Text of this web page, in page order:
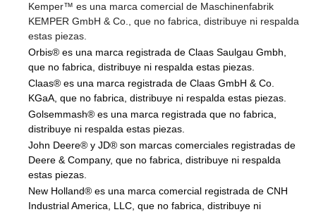
Kemper™ es una marca comercial de Maschinenfabrik
KEMPER GmbH & Co., que no fabrica, distribuye ni respalda
estas piezas.
Orbis® es una marca registrada de Claas Saulgau Gmbh,
que no fabrica, distribuye ni respalda estas piezas.
Claas® es una marca registrada de Claas GmbH & Co.
KGaA, que no fabrica, distribuye ni respalda estas piezas.
Golsemmash® es una marca registrada que no fabrica,
distribuye ni respalda estas piezas.
John Deere® y JD® son marcas comerciales registradas de
Deere & Company, que no fabrica, distribuye ni respalda
estas piezas.
New Holland® es una marca comercial registrada de CNH
Industrial America, LLC, que no fabrica, distribuye ni